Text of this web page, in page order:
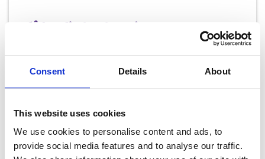
Consent Details About
This website uses cookies
We use cookies to personalise content and ads, to
provide social media features and to analyse our traffic.
Babylone Hundeskov ligger på Humlebæk Strandvej 21 i
Humlebæk. Du kan nemt komme dertil ved at følge
vejskilte og navigere efter din foretrukne
navigationsenhed. Der er parkeringsmuligheder til rådighed
fra hundeskoven.
Tag med din hund på eventyr til Babylone Hundeskov i
Humlebæk, hvor I begge vil opleve en fornøjelig og